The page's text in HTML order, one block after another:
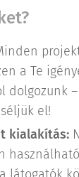
a Te
dolgozunk –
el!
kialakítás: